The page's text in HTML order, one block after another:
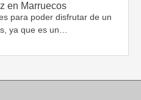
en Marruecos
para poder disfrutar de un
ya que es un…